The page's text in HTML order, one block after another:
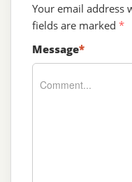
Your email address
fields are marked *
Message*